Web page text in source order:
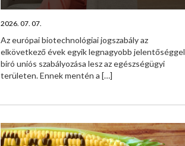
2026. 07. 07.
Az európai biotechnológiai jogszabály az
elkövetkező évek egyik legnagyobb jelentőséggel
bíró uniós szabályozása lesz az egészségügyi
területen. Ennek mentén a […]